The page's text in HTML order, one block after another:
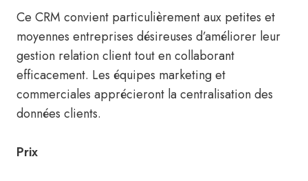
Ce CRM convient particulièrement aux petites et
moyennes entreprises désireuses d’améliorer leur
gestion relation client tout en collaborant
efficacement. Les équipes marketing et
commerciales apprécieront la centralisation des
données clients.
Prix